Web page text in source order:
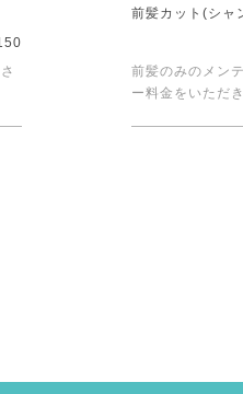
前髪カット(シャ
前髪のみのメン
ー料金をいただき